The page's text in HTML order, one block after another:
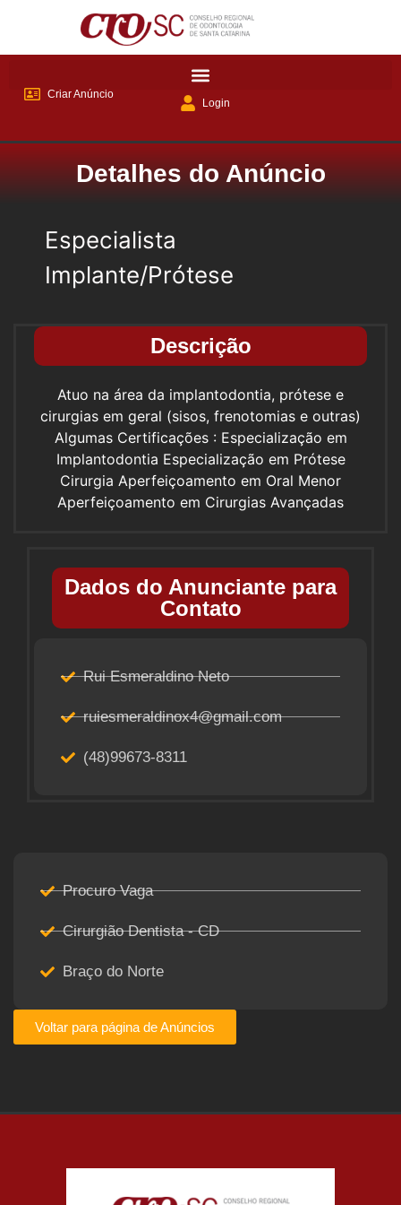
Criar Anúncio
Login
Detalhes do Anúncio
Especialista
Implante/Prótese
Descrição
Atuo na área da implantodontia, prótese e
cirurgias em geral (sisos, frenotomias e outras)
Algumas Certificações : Especialização em
Implantodontia Especialização em Prótese
Cirurgia Aperfeiçoamento em Oral Menor
Aperfeiçoamento em Cirurgias Avançadas
Dados do Anunciante para
Contato
Rui Esmeraldino Neto
ruiesmeraldinox4@gmail.com
(48)99673-8311
Procuro Vaga
Cirurgião Dentista - CD
Braço do Norte
Voltar para página de Anúncios